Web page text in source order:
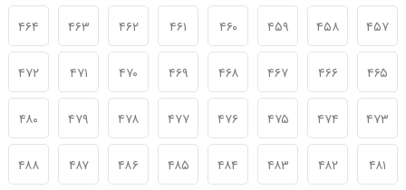
۴۵۷ ۴۵۸ ۴۵۹ ۴۶۰ ۴۶۱ ۴۶۲ ۴۶۳ ۴۶۴
۴۶۵ ۴۶۶ ۴۶۷ ۴۶۸ ۴۶۹ ۴۷۰ ۴۷۱ ۴۷۲
۴۷۳ ۴۷۴ ۴۷۵ ۴۷۶ ۴۷۷ ۴۷۸ ۴۷۹ ۴۸۰
۴۸۱ ۴۸۲ ۴۸۳ ۴۸۴ ۴۸۵ ۴۸۶ ۴۸۷ ۴۸۸